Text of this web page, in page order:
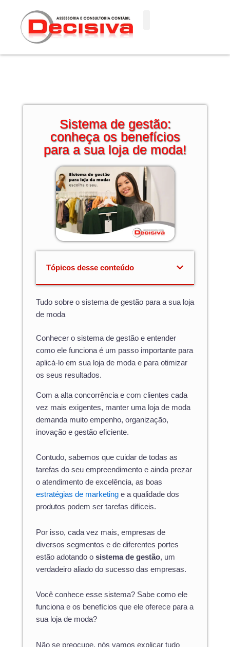
conteúdo
Sistema de gestão:
conheça os benefícios
para a sua loja de moda!
Tópicos desse conteúdo
Tudo sobre o sistema de gestão para a sua loja
de moda
Conhecer o sistema de gestão e entender
como ele funciona é um passo importante para
aplicá-lo em sua loja de moda e para otimizar
os seus resultados.
Com a alta concorrência e com clientes cada
vez mais exigentes, manter uma loja de moda
demanda muito empenho, organização,
inovação e gestão eficiente.
Contudo, sabemos que cuidar de todas as
tarefas do seu empreendimento e ainda prezar
o atendimento de excelência, as boas
estratégias de marketing e a qualidade dos
produtos podem ser tarefas difíceis.
Por isso, cada vez mais, empresas de
diversos segmentos e de diferentes portes
estão adotando o sistema de gestão, um
verdadeiro aliado do sucesso das empresas.
Você conhece esse sistema? Sabe como ele
funciona e os benefícios que ele oferece para a
sua loja de moda?
Não se preocupe, nós vamos explicar tudo